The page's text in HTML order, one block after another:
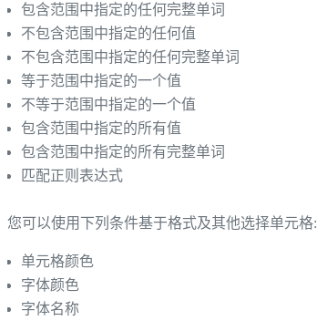
包含范围中指定的任何完整单词
不包含范围中指定的任何值
不包含范围中指定的任何完整单词
等于范围中指定的一个值
不等于范围中指定的一个值
包含范围中指定的所有值
包含范围中指定的所有完整单词
匹配正则表达式
您可以使用下列条件基于格式及其他选择单元格:
单元格颜色
字体颜色
字体名称